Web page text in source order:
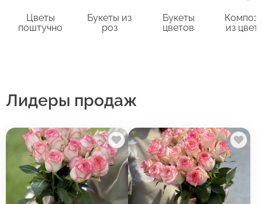
Цветы
поштучно
Букеты из
роз
Букеты
цветов
из
Лидеры продаж